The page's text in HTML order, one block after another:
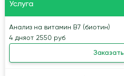
Услуга
Анализ на витамин В7 (биотин)
4 дняот 2550 руб
Заказать